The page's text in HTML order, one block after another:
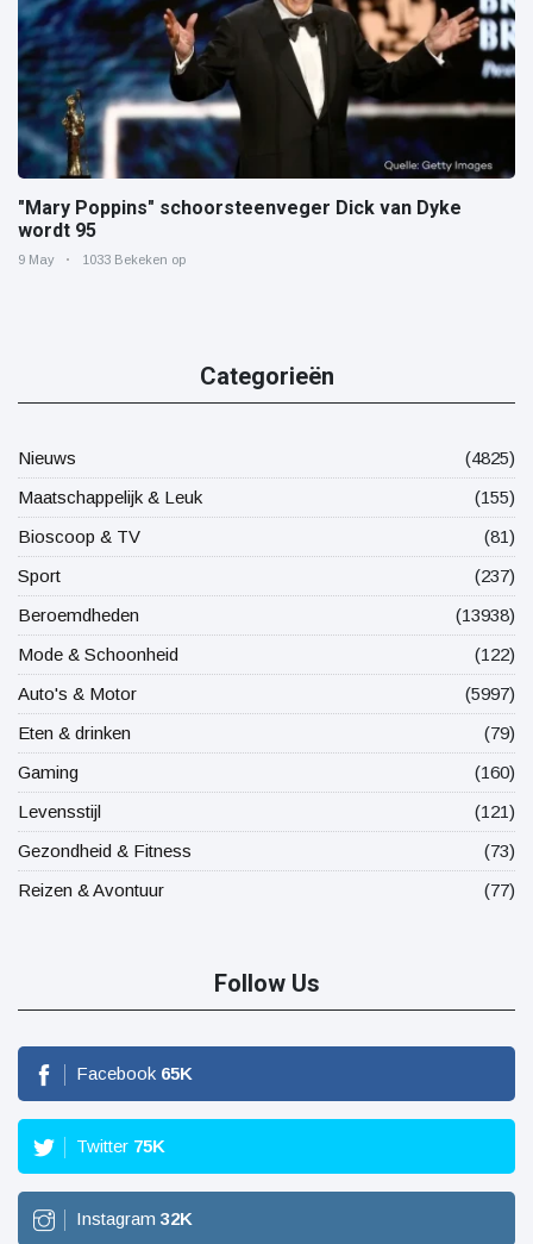
"Mary Poppins" schoorsteenveger Dick van Dyke
wordt 95
9 May 1033 Bekeken op
Categorieën
Nieuws
(4825)
Maatschappelijk & Leuk
(155)
Bioscoop & TV
(81)
Sport
(237)
Beroemdheden
(13938)
Mode & Schoonheid
(122)
Auto's & Motor
(5997)
Eten & drinken
(79)
Gaming
(160)
Levensstijl
(121)
Gezondheid & Fitness
(73)
Reizen & Avontuur
(77)
Follow Us
Facebook 65K
Twitter 75K
Instagram 32K